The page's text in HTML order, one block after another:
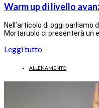
Warm up di livello
Nell’articolo di oggi parliamo
Mortaruolo ci presenterà un
Leggi tutto
ALLENAMENTO